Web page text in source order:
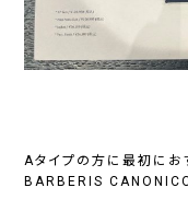
Aタイプの方に最初にお
BARBERIS CANONICO